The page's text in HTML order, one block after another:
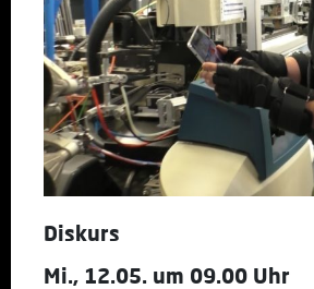
Diskurs
Mi., 12.05. um 09.00 Uhr